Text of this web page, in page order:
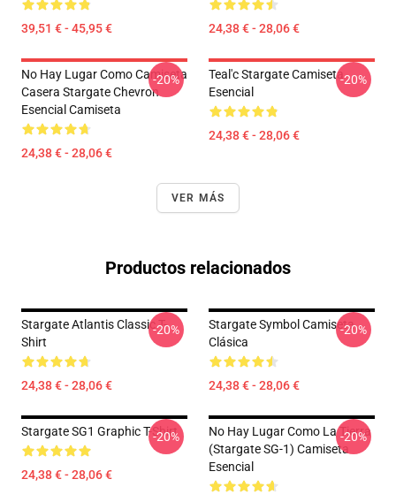
39,51 € - 45,95 € 24,38 € - 28,06 €
No Hay Lugar Como Camiseta
Casera Stargate Chevron
Esencial Camiseta
24,38 € - 28,06 €
-20%
Teal'c Stargate Camiseta
Esencial
24,38 € - 28,06 €
-20%
VER MÁS
Productos relacionados
Stargate Atlantis Classic T-
Shirt
24,38 € - 28,06 €
-20%
Stargate Symbol Camiseta
Clásica
24,38 € - 28,06 €
-20%
Stargate SG1 Graphic T-Shirt
24,38 € - 28,06 €
-20%
No Hay Lugar Como La Tierra
(stargate SG-1) Camiseta
Esencial
-20%